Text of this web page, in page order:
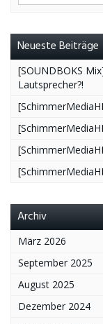
Neueste Beiträge
[SOUNDBOKS
Lautsprecher?!
Archiv
März 2026
September 2025
August 2025
Dezember 2024